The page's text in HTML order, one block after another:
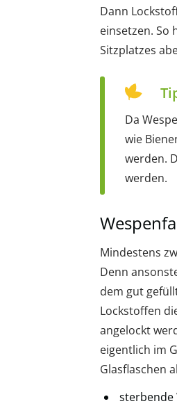
Dann
einsetzen. So
Sitzplatzes
Da
wie
werden.
werden.
Mindestens
Denn
dem gut
Lockstoffen
angelockt
eigentlich im
Glasflaschen
sterbende